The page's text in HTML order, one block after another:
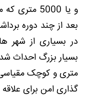
و یا 5000
بعد از چند دوره
در بسیاری از شهر
بسیار بزرگ احداث
متری و کوچک
گذاری امن برای